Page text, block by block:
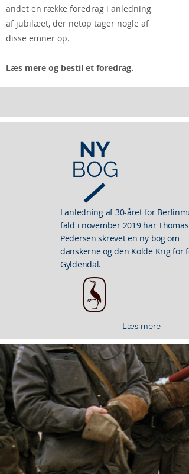
andet en række foredrag i anledning
af jubilæet, der netop tager nogle af
disse emner op.
Læs mere og bestil et foredrag.
NY
BOG
I anledning af 30-året for
fald i november 2019 har Thomas
Pedersen skrevet en ny bog om
danskerne og den Kolde Krig for
Gyldendal.
Læs mere